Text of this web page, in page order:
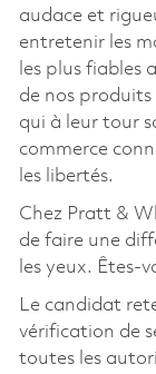
audace et
entretenir les
les plus
de nos produits
qui à leur tour
commerce
les libertés.
Chez Pratt &
de faire une
les yeux. Êtes-
Le candidat
vérification de
toutes les